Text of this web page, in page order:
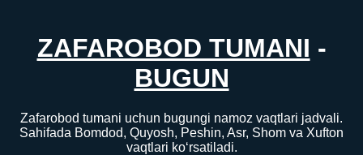
ZAFAROBOD TUMANI -
BUGUN
Zafarobod tumani uchun bugungi namoz vaqtlari jadvali.
Sahifada Bomdod, Quyosh, Peshin, Asr, Shom va Xufton
vaqtlari ko‘rsatiladi.